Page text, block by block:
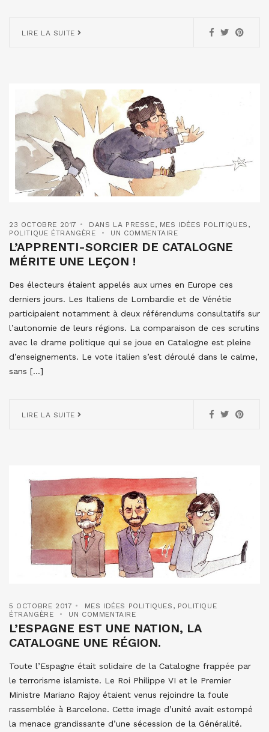
LIRE LA SUITE
23 OCTOBRE 2017 DANS LA PRESSE, MES IDÉES POLITIQUES ,
POLITIQUE ÉTRANGÈRE
UN COMMENTAIRE
L’APPRENTI-SORCIER DE CATALOGNE
MÉRITE UNE LEÇON !
Des électeurs étaient appelés aux urnes en Europe ces
derniers jours. Les Italiens de Lombardie et de Vénétie
participaient notamment à deux référendums consultatifs sur
l’autonomie de leurs régions. La comparaison de ces scrutins
avec le drame politique qui se joue en Catalogne est pleine
d’enseignements. Le vote italien s’est déroulé dans le calme,
sans […]
LIRE LA SUITE
5 OCTOBRE 2017 MES IDÉES POLITIQUES , POLITIQUE
ÉTRANGÈRE
UN COMMENTAIRE
L’ESPAGNE EST UNE NATION, LA
CATALOGNE UNE RÉGION.
Toute l’Espagne était solidaire de la Catalogne frappée par
le terrorisme islamiste. Le Roi Philippe VI et le Premier
Ministre Mariano Rajoy étaient venus rejoindre la foule
rassemblée à Barcelone. Cette image d’unité avait estompé
la menace grandissante d’une sécession de la Généralité.